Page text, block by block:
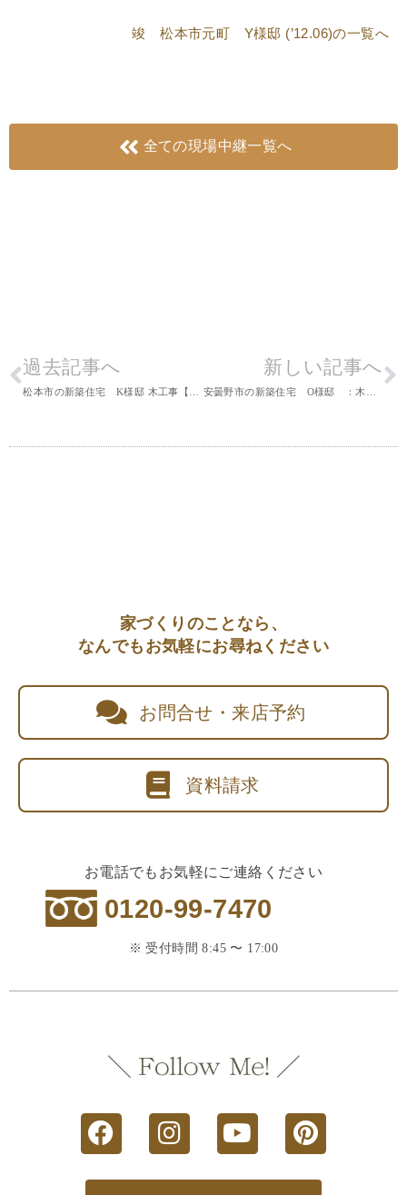
竣 松本市元町 Y様邸 (’12.06)の一覧へ
全ての現場中継一覧へ
過去記事へ 新しい記事へ
家づくりのことなら、
なんでもお気軽にお尋ねください
お問合せ・来店予約
資料請求
お電話でもお気軽にご連絡ください
0120-99-7470
※ 受付時間 8:45 〜 17:00